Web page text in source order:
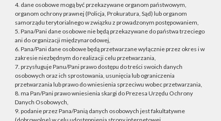
4. dane osobowe mogą być przekazywane organom państwowym,
organom ochrony prawnej (Policja, Prokuratura, Sąd) lub organom
samorządu terytorialnego w związku z prowadzonym postępowaniem,
5. Pana/Pani dane osobowe nie będą przekazywane do państwa trzeciego
ani do organizacji międzynarodowej,
6. Pana/Pani dane osobowe będą przetwarzane wyłącznie przez okres i w
zakresie niezbędnym do realizacji celu przetwarzania,
7. przysługuje Panu/Pani prawo dostępu do treści swoich danych
osobowych oraz ich sprostowania, usunięcia lub ograniczenia
przetwarzania lub prawo do wniesienia sprzeciwu wobec przetwarzania,
8. ma Pan/Pani prawo wniesienia skargi do Prezesa Urzędu Ochrony
Danych Osobowych,
9. podanie przez Pana/Panią danych osobowych jest fakultatywne